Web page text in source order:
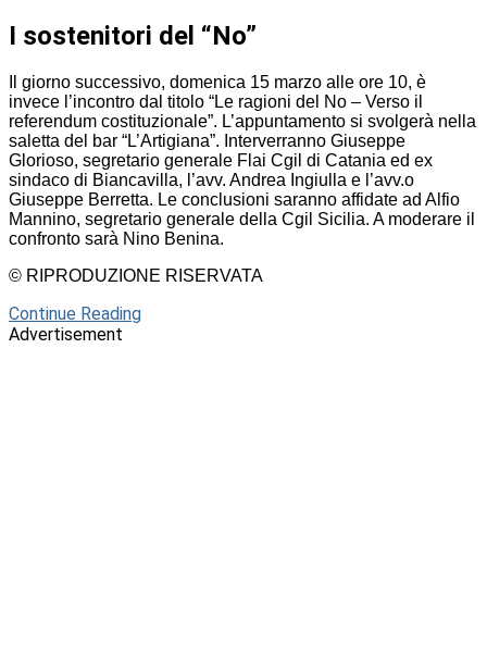
I sostenitori del “No”
Il giorno successivo, domenica 15 marzo alle ore 10, è
invece l’incontro dal titolo “Le ragioni del No – Verso il
referendum costituzionale”. L’appuntamento si svolgerà nella
saletta del bar “L’Artigiana”. Interverranno Giuseppe
Glorioso, segretario generale Flai Cgil di Catania ed ex
sindaco di Biancavilla, l’avv. Andrea Ingiulla e l’avv.o
Giuseppe Berretta. Le conclusioni saranno affidate ad Alfio
Mannino, segretario generale della Cgil Sicilia. A moderare il
confronto sarà Nino Benina.
© RIPRODUZIONE RISERVATA
Continue Reading
Advertisement